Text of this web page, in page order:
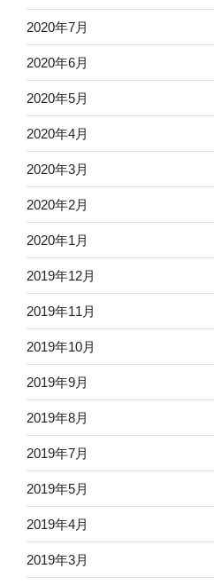
2020年7月
2020年6月
2020年5月
2020年4月
2020年3月
2020年2月
2020年1月
2019年12月
2019年11月
2019年10月
2019年9月
2019年8月
2019年7月
2019年5月
2019年4月
2019年3月